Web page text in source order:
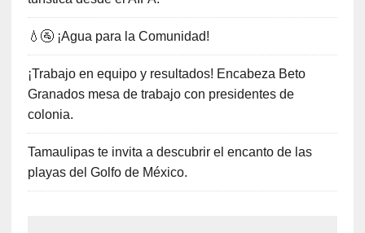
💧🚰 ¡Agua para la Comunidad!
¡Trabajo en equipo y resultados! Encabeza Beto
Granados mesa de trabajo con presidentes de
colonia.
Tamaulipas te invita a descubrir el encanto de las
playas del Golfo de México.